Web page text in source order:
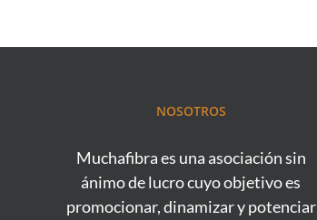
NOSOTROS
Muchafibra es una asociación sin
ánimo de lucro cuyo objetivo es
promocionar, dinamizar y potenciar